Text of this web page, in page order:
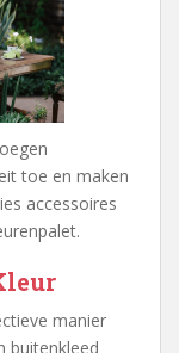
toe en maken
accessoires
manier
buitenkleed